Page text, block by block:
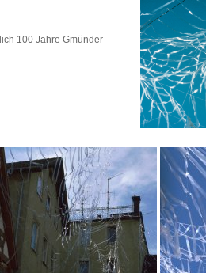
100 Jahre Gmünder